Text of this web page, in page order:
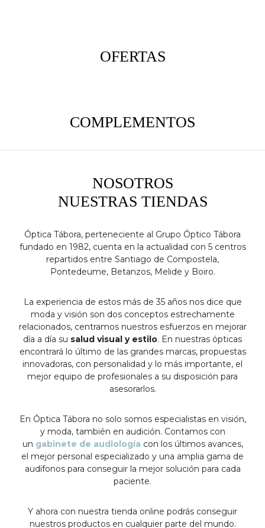
OFERTAS
COMPLEMENTOS
NOSOTROS
NUESTRAS TIENDAS
Óptica Tábora, perteneciente al Grupo Óptico Tábora
fundado en 1982, cuenta en la actualidad con 5 centros
repartidos entre Santiago de Compostela,
Pontedeume, Betanzos, Melide y Boiro.
La experiencia de estos más de 35 años nos dice que
moda y visión son dos conceptos estrechamente
relacionados, centramos nuestros esfuerzos en mejorar
día a día su salud visual y estilo. En nuestras ópticas
encontrará lo último de las grandes marcas, propuestas
innovadoras, con personalidad y lo más importante, el
mejor equipo de profesionales a su disposición para
asesorarlos.
En Óptica Tábora no solo somos especialistas en visión,
y moda, también en audición. Contamos con
un gabinete de audiología con los últimos avances,
el mejor personal especializado y una amplia gama de
audífonos para conseguir la mejor solución para cada
paciente.
Y ahora con nuestra tienda online podrás conseguir
nuestros productos en cualquier parte del mundo.